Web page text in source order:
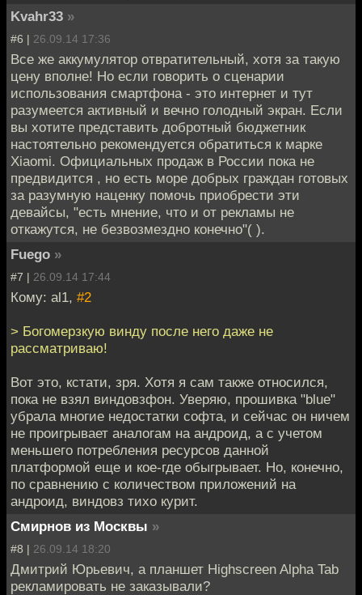
Kvahr33 »
#6 | 26.09.14 17:36
Все же аккумулятор отвратительный, хотя за такую
цену вполне! Но если говорить о сценарии
использования смартфона - это интернет и тут
разумеется активный и вечно голодный экран. Если
вы хотите представить добротный бюджетник
настоятельно рекомендуется обратиться к марке
Xiaomi. Официальных продаж в России пока не
предвидится , но есть море добрых граждан готовых
за разумную наценку помочь приобрести эти
девайсы, "есть мнение, что и от рекламы не
откажутся, не безвозмездно конечно"( ).
Fuego »
#7 | 26.09.14 17:44
Кому: al1, #2
> Богомерзкую винду после него даже не
рассматриваю!
Вот это, кстати, зря. Хотя я сам также относился,
пока не взял виндовзфон. Уверяю, прошивка "blue"
убрала многие недостатки софта, и сейчас он ничем
не проигрывает аналогам на андроид, а с учетом
меньшего потребления ресурсов данной
платформой еще и кое-где обыгрывает. Но, конечно,
по сравнению с количеством приложений на
андроид, виндовз тихо курит.
Смирнов из Москвы »
#8 | 26.09.14 18:20
Дмитрий Юрьевич, а планшет Highscreen Alpha Tab
рекламировать не заказывали?